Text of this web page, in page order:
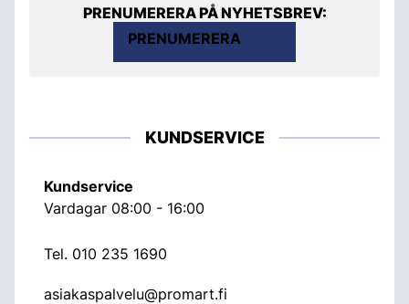
PRENUMERERA PÅ NYHETSBREV:
PRENUMERERA
KUNDSERVICE
Kundservice
Vardagar 08:00 - 16:00
Tel. 010 235 1690
asiakaspalvelu@promart.fi